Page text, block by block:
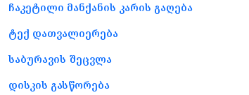
ჩაკეტილი მანქანის კარის გაღება
ტექ დათვალიერება
საბურავის შეცვლა
დისკის გასწორება